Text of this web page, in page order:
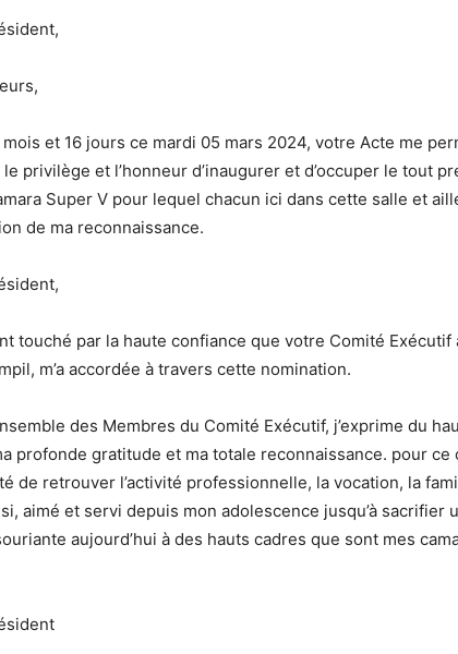
et 16 jours ce mardi 05 mars 2024, votre Acte me
le privilège et l’honneur d’inaugurer et d’occuper le tout
Super V pour lequel chacun ici dans cette salle et
de ma reconnaissance.
touché par la haute confiance que votre Comité Exécutif
m’a accordée à travers cette nomination.
des Membres du Comité Exécutif, j’exprime du
profonde gratitude et ma totale reconnaissance. pour ce
de retrouver l’activité professionnelle, la vocation, la
aimé et servi depuis mon adolescence jusqu’à sacrifier
aujourd’hui à des hauts cadres que sont mes